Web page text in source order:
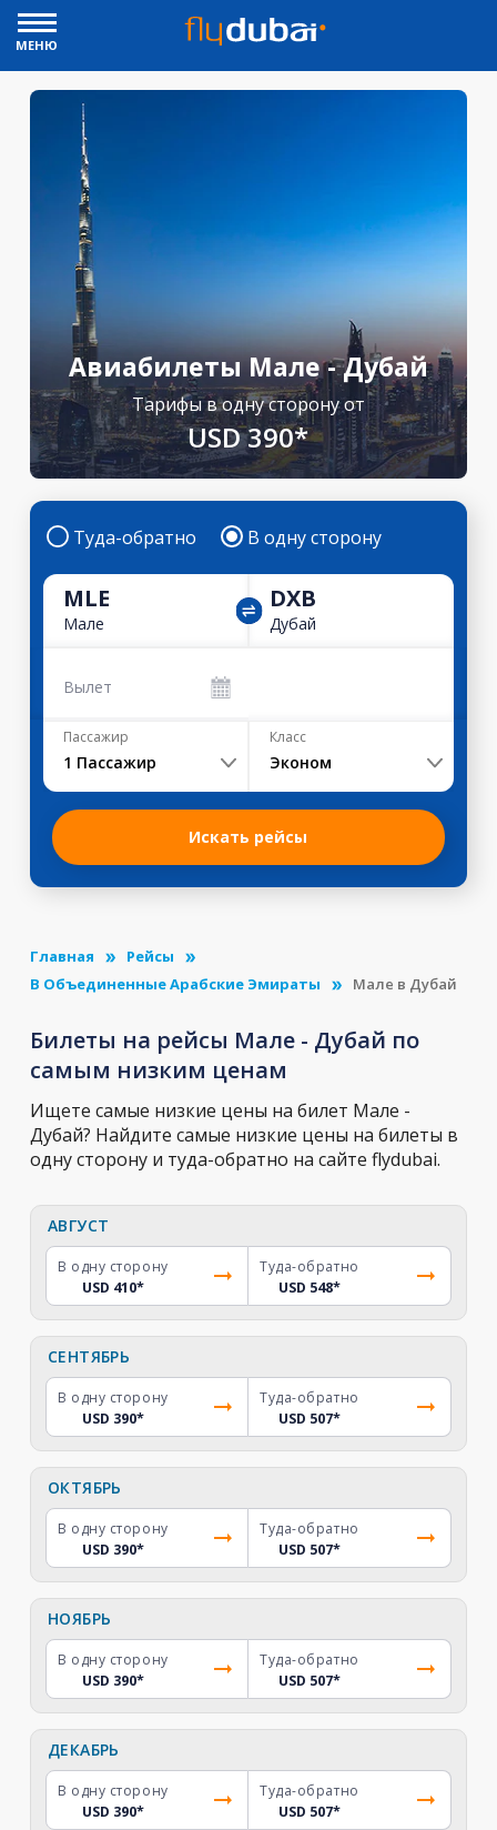
МЕНЮ
Авиабилеты Мале - Дубай
Тарифы в одну сторону от
USD 390*
Туда-обратно В одну сторону
MLE
Мале
DXB
Дубай
Вылет
Пассажир
1 Пассажир
Класс
Эконом
Искать рейсы
Главная
Рейсы
В Объединенные Арабские Эмираты
Мале в Дубай
Билеты на рейсы Мале - Дубай по
самым низким ценам
Ищете самые низкие цены на билет Мале -
Дубай? Найдите самые низкие цены на билеты в
одну сторону и туда-обратно на сайте flydubai.
АВГУСТ
В одну сторону
USD 410*
Туда-обратно
USD 548*
СЕНТЯБРЬ
В одну сторону
USD 390*
Туда-обратно
USD 507*
ОКТЯБРЬ
В одну сторону
USD 390*
Туда-обратно
USD 507*
НОЯБРЬ
В одну сторону
USD 390*
Туда-обратно
USD 507*
ДЕКАБРЬ
В одну сторону
USD 390*
Туда-обратно
USD 507*